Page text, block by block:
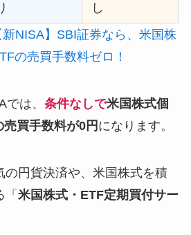
し
NISA】SBI証券なら、米国株
の売買手数料ゼロ！
は、 条件なしで米国株式個
買手数料が0円 になります。
の円貨決済や、米国株式を積
米国株式・ETF定期買付サー